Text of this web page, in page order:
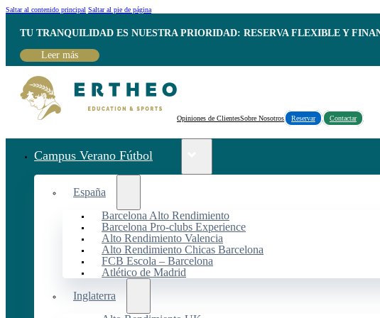
Saltar al contenido principal Saltar al pie de página
TU TRANQUILIDAD ES NUESTRA PRIORIDAD: RESERVA FLEXIBLE Y
Leer más
Opiniones de ClientesSobre Nosotros Reservar Contactar
Campus Verano Fútbol
España
Barcelona Alto Rendimiento
Barcelona Pro-clubs Experience
Alto Rendimiento Valencia
Alto Rendimiento Chicas Barcelona
FCB Escola – Barcelona
Atlético de Madrid
Inglaterra